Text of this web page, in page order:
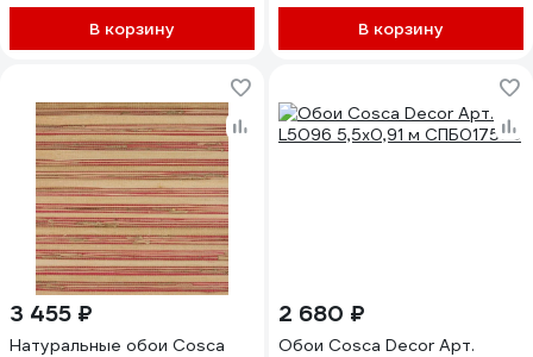
В корзину В корзину
3 455 ₽
Натуральные обои Cosca
2 680 ₽
Обои Cosca Decor Арт.